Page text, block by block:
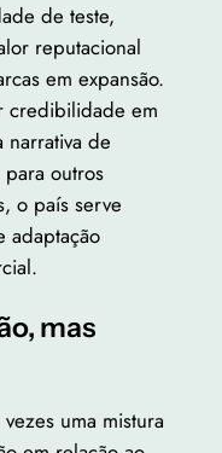
de teste,
reputacional
em expansão.
credibilidade em
narrativa de
outros
o país serve
adaptação
mas
uma mistura